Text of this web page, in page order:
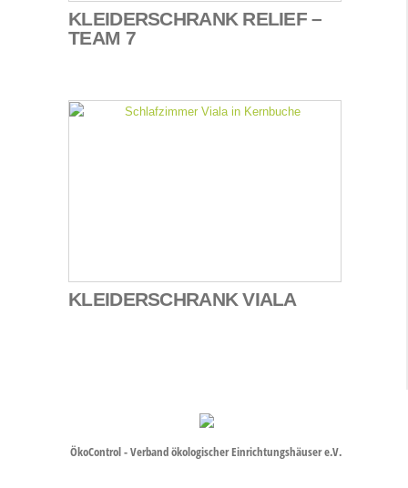
KLEIDERSCHRANK RELIEF –
TEAM 7
KLEIDERSCHRANK VIALA
ÖkoControl - Verband ökologischer Einrichtungshäuser e.V.